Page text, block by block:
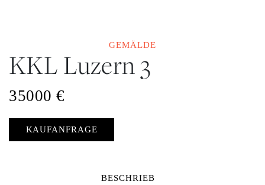
GEMÄLDE
KKL Luzern 3
35000 €
KAUFANFRAGE
BESCHRIEB